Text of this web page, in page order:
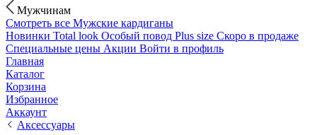
Мужчинам
Смотреть все Мужские кардиганы
Новинки Total look Особый повод Plus size Скоро в продаже
Специальные цены Акции Войти в профиль
Главная
Каталог
Корзина
Избранное
Аккаунт
Аксессуары